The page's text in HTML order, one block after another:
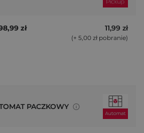
Placówki DPD Pickup
11,99 zł
(+ 5,00 zł pobranie)
PACZKOWY